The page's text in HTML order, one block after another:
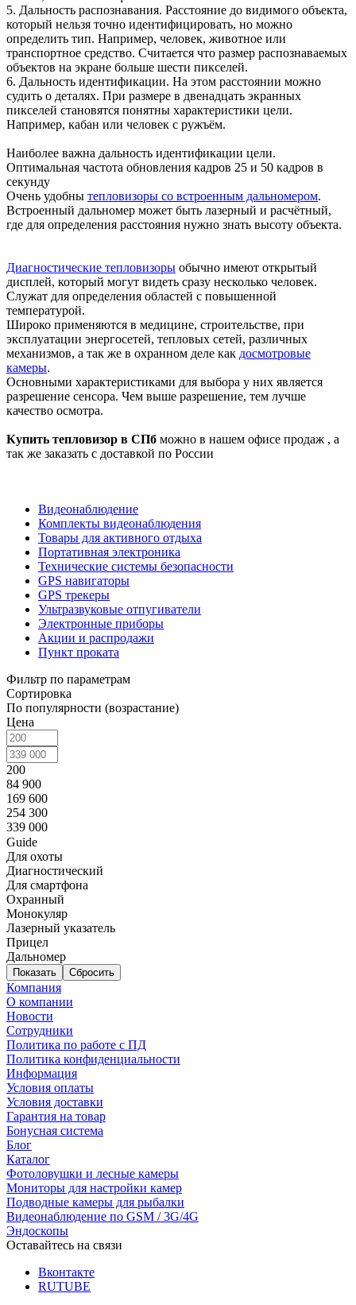
5. Дальность распознавания. Расстояние до видимого объекта,
который нельзя точно идентифицировать, но можно
определить тип. Например, человек, животное или
транспортное средство. Считается что размер распознаваемых
объектов на экране больше шести пикселей.
6. Дальность идентификации. На этом расстоянии можно
судить о деталях. При размере в двенадцать экранных
пикселей становятся понятны характеристики цели.
Например, кабан или человек с ружъём.
Наиболее важна дальность идентификации цели.
Оптимальная частота обновления кадров 25 и 50 кадров в
секунду
Очень удобны тепловизоры со встроенным дальномером.
Встроенный дальномер может быть лазерный и расчётный,
где для определения расстояния нужно знать высоту объекта.
Диагностические тепловизоры обычно имеют открытый
дисплей, который могут видеть сразу несколько человек.
Служат для определения областей с повышенной
температурой.
Широко применяются в медицине, строительстве, при
эксплуатации энергосетей, тепловых сетей, различных
механизмов, а так же в охранном деле как досмотровые
камеры.
Основными характеристиками для выбора у них является
разрешение сенсора. Чем выше разрешение, тем лучше
качество осмотра.
Купить тепловизор в СПб можно в нашем офисе продаж , а
так же заказать с доставкой по России
Видеонаблюдение
Комплекты видеонаблюдения
Товары для активного отдыха
Портативная электроника
Технические системы безопасности
GPS навигаторы
GPS трекеры
Ультразвуковые отпугиватели
Электронные приборы
Акции и распродажи
Пункт проката
Фильтр по параметрам
Сортировка
По популярности (возрастание)
Цена
200
84 900
169 600
254 300
339 000
Guide
Для охоты
Диагностический
Для смартфона
Охранный
Монокуляр
Лазерный указатель
Прицел
Дальномер
Сбросить
Компания
О компании
Новости
Сотрудники
Политика по работе с ПД
Политика конфиденциальности
Информация
Условия оплаты
Условия доставки
Гарантия на товар
Бонусная система
Блог
Каталог
Фотоловушки и лесные камеры
Мониторы для настройки камер
Подводные камеры для рыбалки
Видеонаблюдение по GSM / 3G/4G
Эндоскопы
Оставайтесь на связи
Вконтакте
RUTUBE